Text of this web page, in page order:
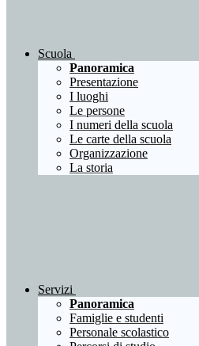
Scuola
Panoramica
Presentazione
I luoghi
Le persone
I numeri della scuola
Le carte della scuola
Organizzazione
La storia
Servizi
Panoramica
Famiglie e studenti
Personale scolastico